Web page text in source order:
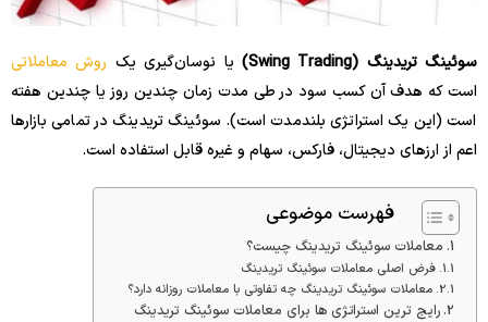
سوئینگ تریدینگ (Swing Trading) یا نوسان‌گیری یک روش معاملاتی
است که هدف آن کسب سود در طی مدت زمان چندین روز یا چندین هفته
است (این یک استراتژی بلندمدت است). سوئینگ تریدینگ در تمامی بازارها
اعم از ارزهای دیجیتال، فارکس، سهام و غیره قابل استفاده است.
فهرست موضوعی
معاملات سوئینگ تریدینگ چیست؟
فرض اصلی معاملات سوئینگ تریدینگ
معاملات سوئینگ تریدینگ چه تفاوتی با معاملات روزانه دارد؟
رایج ترین استراتژی ها برای معاملات سوئینگ تریدینگ